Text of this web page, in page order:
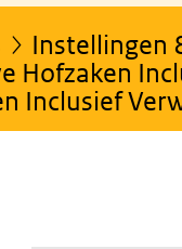
Instellingen
Hofzaken
Inclusief